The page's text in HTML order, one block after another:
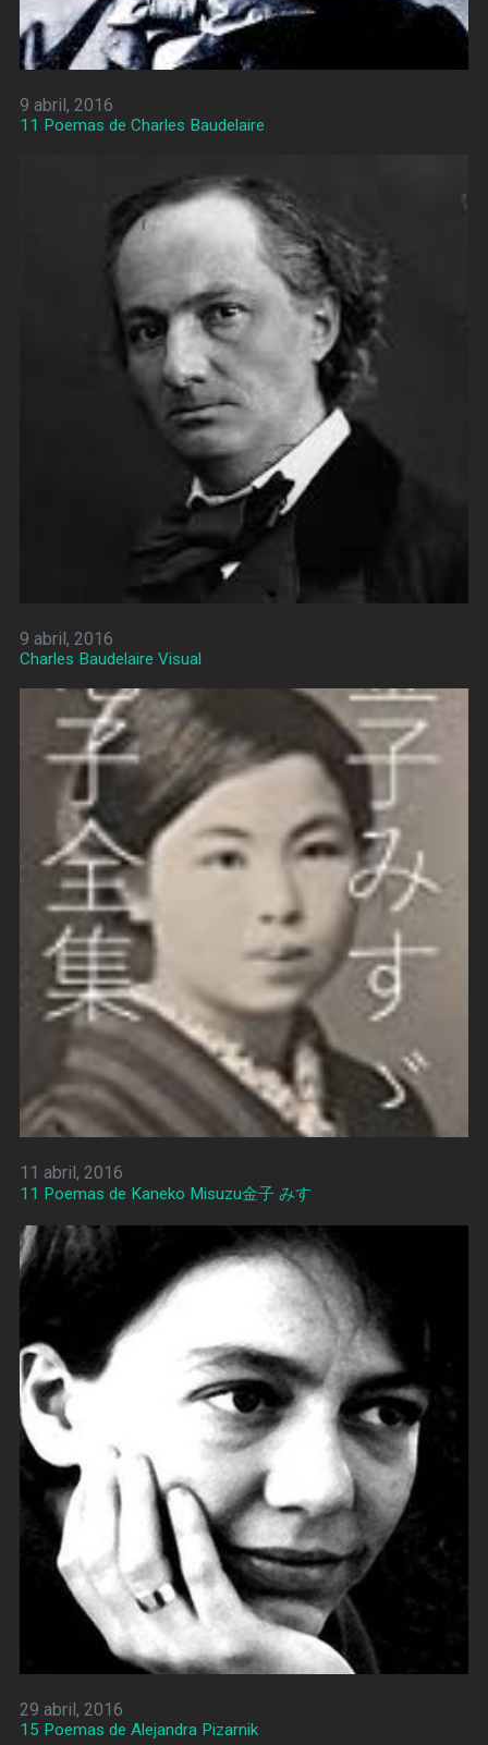
9 abril, 2016
11 Poemas de Charles Baudelaire
9 abril, 2016
Charles Baudelaire Visual
11 abril, 2016
11 Poemas de Kaneko Misuzu金子 みすゞ
29 abril, 2016
15 Poemas de Alejandra Pizarnik